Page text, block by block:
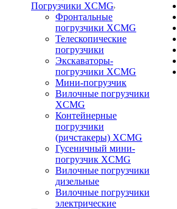
Погрузчики XCMG
Фронтальные
погрузчики XCMG
Телескопические
погрузчики
Экскаваторы-
погрузчики XCMG
Мини-погрузчик
Вилочные погрузчики
XCMG
Контейнерные
погрузчики
(ричстакеры) XCMG
Гусеничный мини-
погрузчик XCMG
Вилочные погрузчики
дизельные
Вилочные погрузчики
электрические